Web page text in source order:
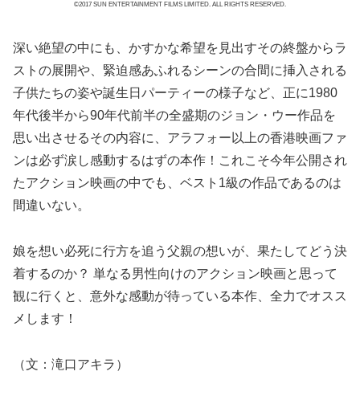
©2017 SUN ENTERTAINMENT FILMS LIMITED. ALL RIGHTS RESERVED.
深い絶望の中にも、かすかな希望を見出すその終盤からラ
ストの展開や、緊迫感あふれるシーンの合間に挿入される
子供たちの姿や誕生日パーティーの様子など、正に1980
年代後半から90年代前半の全盛期のジョン・ウー作品を
思い出させるその内容に、アラフォー以上の香港映画ファ
ンは必ず涙し感動するはずの本作！これこそ今年公開され
たアクション映画の中でも、ベスト1級の作品であるのは
間違いない。
娘を想い必死に行方を追う父親の想いが、果たしてどう決
着するのか？ 単なる男性向けのアクション映画と思って
観に行くと、意外な感動が待っている本作、全力でオスス
メします！
（文：滝口アキラ）